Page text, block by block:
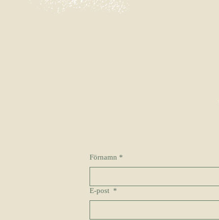
Förnamn *
E-post *